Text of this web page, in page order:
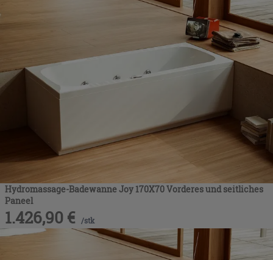
Hydromassage-Badewanne Joy 170X70 Vorderes und seitliches
Paneel
1.426,90 € /stk